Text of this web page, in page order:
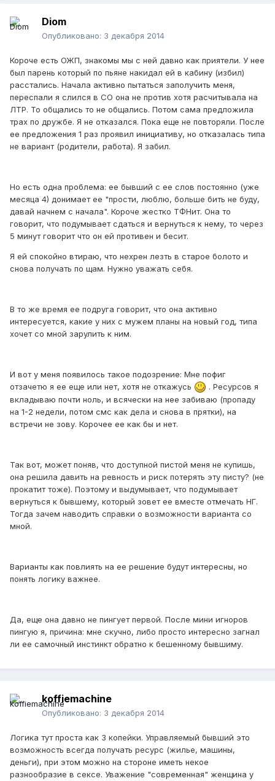
Diom
Опубликовано: 3 декабря 2014
Короче есть ОЖП, знакомы мы с ней давно как приятели. У нее
был парень который по пьяне накидал ей в кабину (избил)
расстались. Начала активно пытаться заполучить меня,
переспали я слился в СО она не против хотя расчитывала на
ЛТР. То общались то не общались. Потом сама предложила
трах по дружбе. Я не отказался. Пока еще не повторяли. После
ее предложения 1 раз проявил инициативу, но отказалась типа
не вариант (родители, работа). Я забил.
Но есть одна проблема: ее бывший с ее слов постоянно (уже
месяца 4) донимает ее "прости, люблю, больше бить не буду,
давай начнем с начала". Короче жестко ТФНит. Она то
говорит, что подумывает сдаться и вернуться к нему, то через
5 минут говорит что он ей противен и бесит.
Я ей спокойно втираю, что нехрен лезть в старое болото и
снова получать по щам. Нужно уважать себя.
В то же время ее подруга говорит, что она активно
интересуется, какие у них с мужем планы на новый год, типа
хочет со мной зарулить к ним.
И вот у меня появилось такое подозрение: Мне пофиг
отзачетю я ее еще или нет, хотя не откажусь
. Ресурсов я
вкладываю почти ноль, и всячески на нее забиваю (пропаду
на 1-2 недели, потом смс как дела и снова в прятки), на
встречи не зову. Корочее ее как бы и нет.
Так вот, может поняв, что доступной пистой меня не купишь,
она решила давить на ревность и риск потерять эту писту? (не
прокатит тоже). Поэтому и выдумывает, что подумывает
вернуться к бывшему, который зовет ее вместе отмечать НГ.
Тогда зачем наводить справки о возможности варианта со
мной.
Варианты как повлиять на ее решение будут интересны, но
понять логику важнее.
Да, еще она давно не пингует первой. После мини игноров
пингую я, причина: мне скучно, либо просто интересно загнал
ли ее самочный инстинкт обратно к бешенному бывшиму.
koffiemachine
Опубликовано: 3 декабря 2014
Логика тут проста как 3 копейки. Управляемый бывший это
возможность всегда получать ресурс (жилье, машины,
деньги), при этом можно на стороне иметь некое
разнообразие в сексе. Уважение "современная" женщина у